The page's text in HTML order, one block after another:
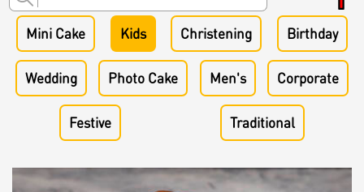
Order
Order
Personalized Cake
Shop Online
Mini Cake Kids Christening Birthday
Wedding Photo Cake Men's Corporate
Festive Traditional